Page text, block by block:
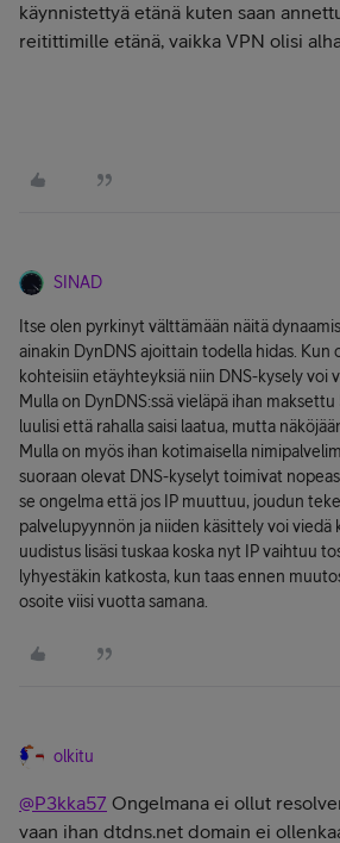
käynnistettyä etänä kuten saan
reitittimille etänä, vaikka VPN olisi
SINAD
Itse olen pyrkinyt välttämään näitä
ainakin DynDNS ajoittain todella hidas. Kun
kohteisiin etäyhteyksiä niin DNS-kysely voi
Mulla on DynDNS:ssä vieläpä ihan
luulisi että rahalla saisi laatua, mutta
Mulla on myös ihan kotimaisella
suoraan olevat DNS-kyselyt toimivat
se ongelma että jos IP muuttuu, joudun
palvelupyynnön ja niiden käsittely voi viedä
uudistus lisäsi tuskaa koska nyt IP vaihtuu
lyhyestäkin katkosta, kun taas ennen
osoite viisi vuotta samana.
olkitu
@P3kka57 Ongelmana ei ollut
vaan ihan dtdns.net domain ei